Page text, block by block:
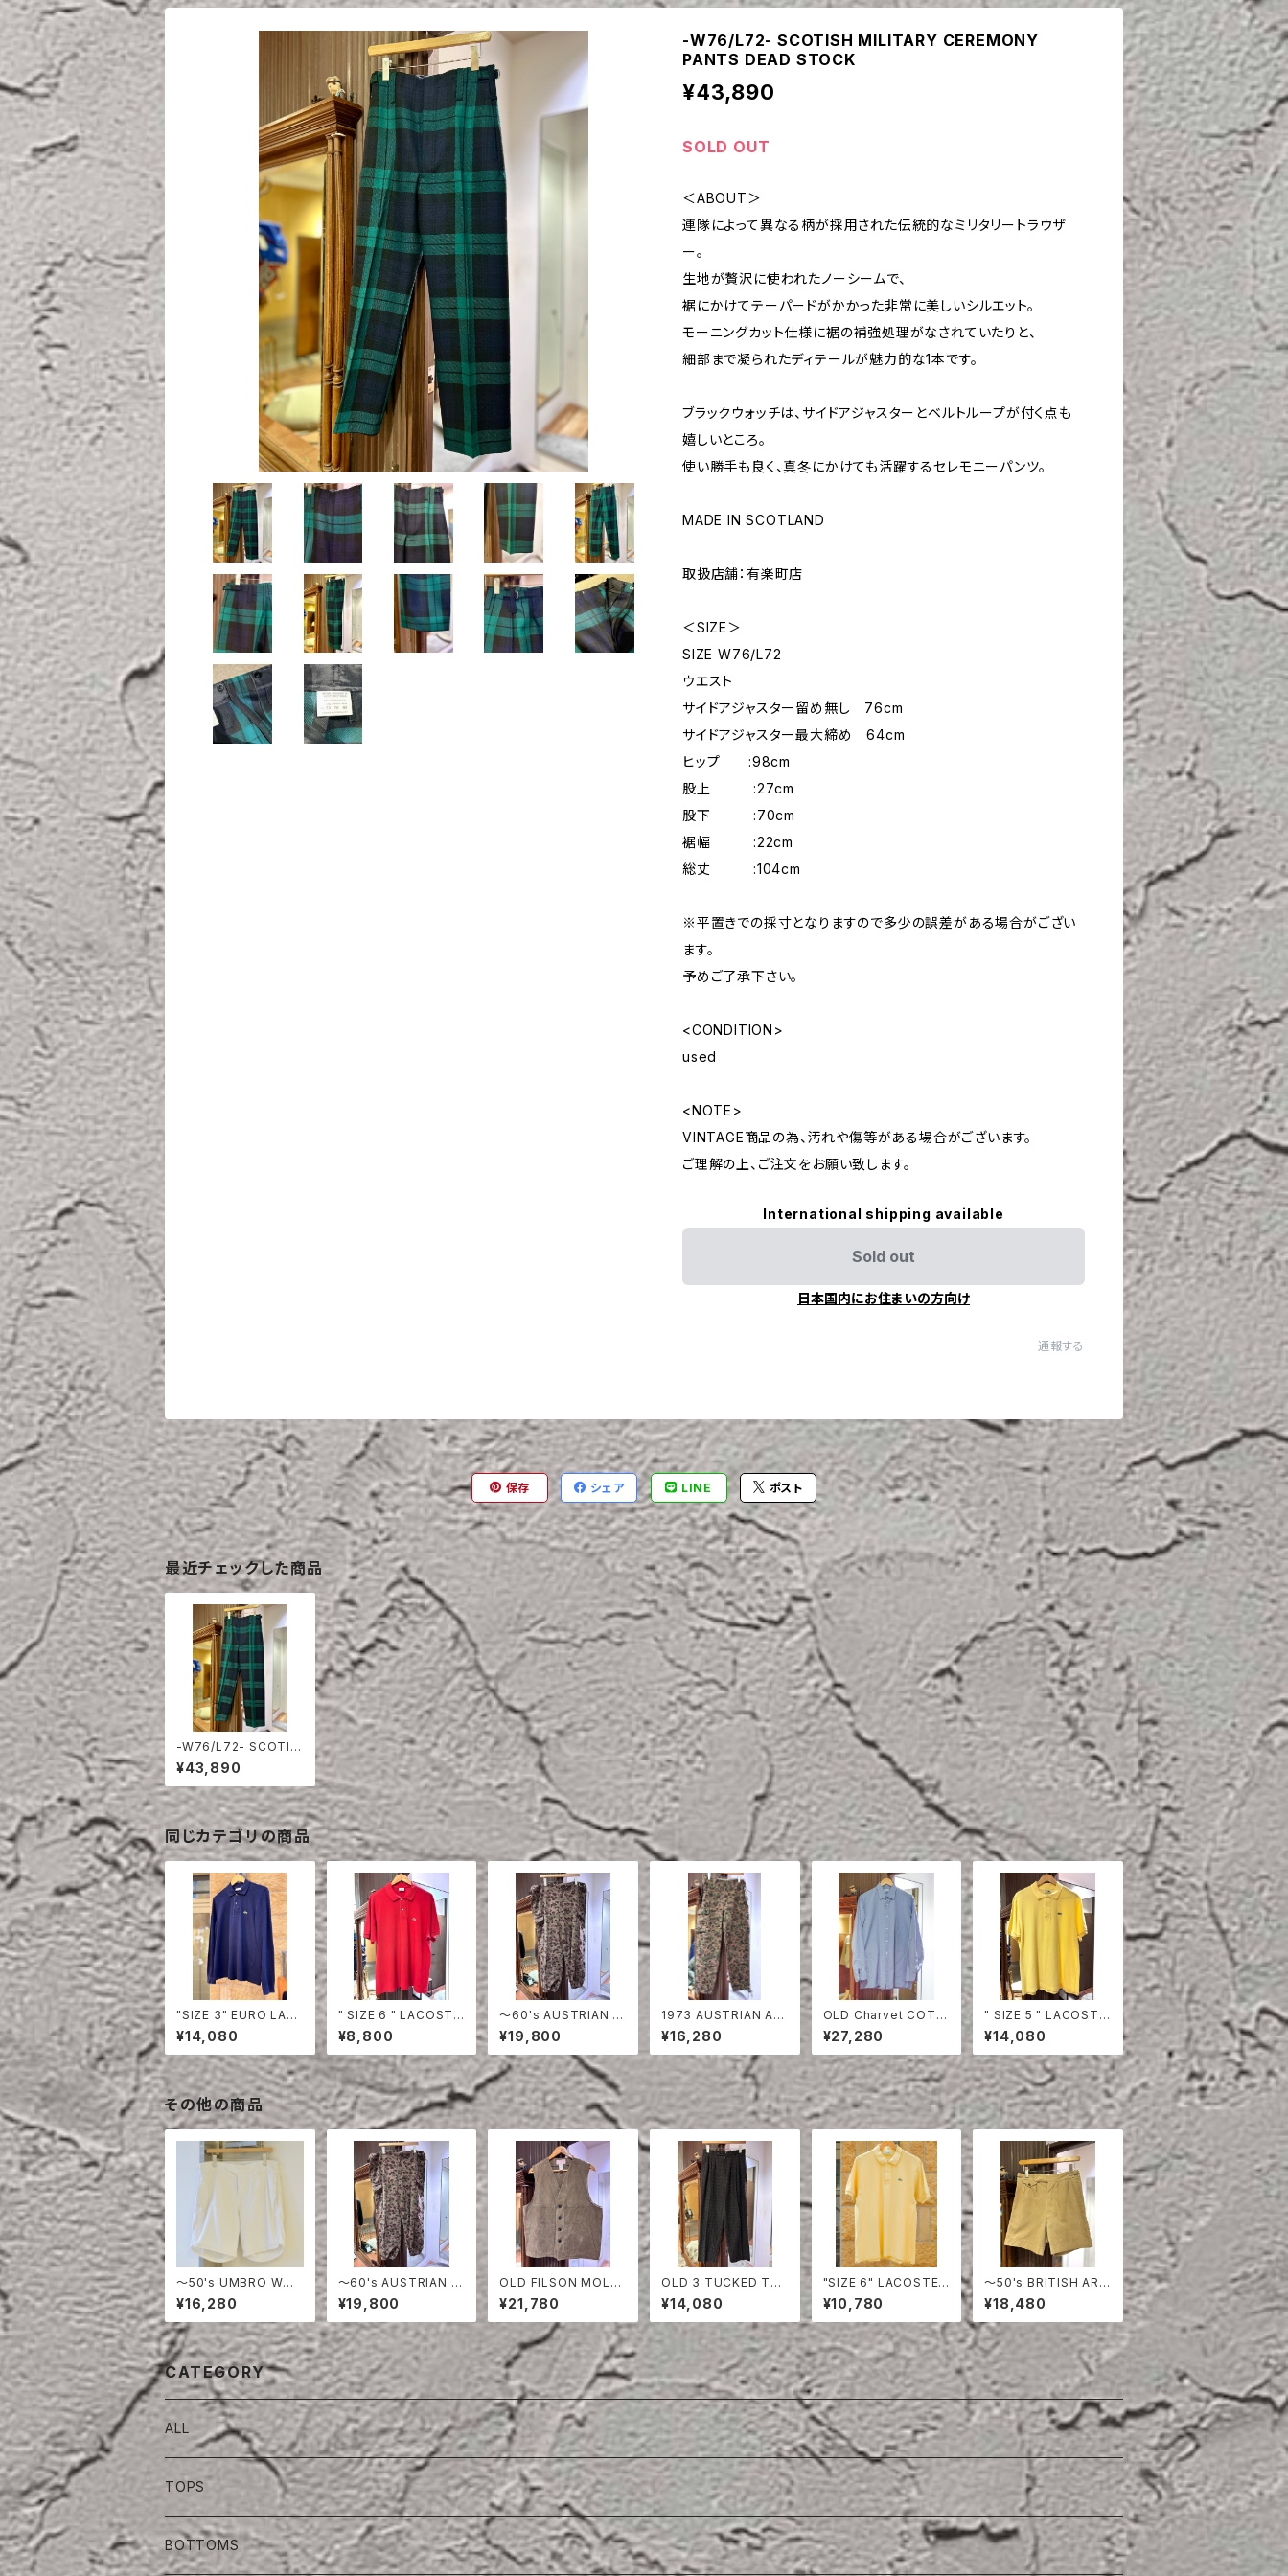
-W76/L72- SCOTISH MILITARY CEREMONY
PANTS DEAD STOCK
¥43,890
SOLD OUT
＜ABOUT＞
連隊によって異なる柄が採用された伝統的なミリタリートラウザ
ー。
生地が贅沢に使われたノーシームで、
裾にかけてテーパードがかかった非常に美しいシルエット。
モーニングカット仕様に裾の補強処理がなされていたりと、
細部まで凝られたディテールが魅力的な1本です。
ブラックウォッチは、サイドアジャスターとベルトループが付く点も
嬉しいところ。
使い勝手も良く、真冬にかけても活躍するセレモニーパンツ。
MADE IN SCOTLAND
取扱店舗：有楽町店
＜SIZE＞
SIZE W76/L72
ウエスト
サイドアジャスター留め無し 76cm
サイドアジャスター最大締め 64cm
ヒップ :98cm
股上 :27cm
股下 :70cm
裾幅 :22cm
総丈 :104cm
※平置きでの採寸となりますので多少の誤差がある場合がござい
ます。
予めご了承下さい。
<CONDITION>
used
<NOTE>
VINTAGE商品の為、汚れや傷等がある場合がございます。
ご理解の上、ご注文をお願い致します。
International shipping available
Sold out
日本国内にお住まいの方向け
通報する
保存 シェア LINE ポスト
最近チェックした商品
-W76/L72- SCOTIS
H MILITARY CEREM
ONY PANTS DEAD S
TOCK
¥43,890
同じカテゴリの商品
"SIZE 3" EURO LAC
OSTE POLO SHIRT
LONG SLEEVE
¥14,080
" SIZE 6 " LACOSTE
POLO SHIRT RED
¥8,800
〜60's AUSTRIAN A
RMY PEA DOT CAM
O FIERD PANTS
¥19,800
1973 AUSTRIAN AR
MY PEA DOT CAMO
FIERD PANTS
¥16,280
OLD Charvet COTT
ON SHIRT
¥27,280
" SIZE 5 " LACOSTE
POLO SHIRT YELLO
W
¥14,080
その他の商品
〜50's UMBRO WHI
TE COTTON SHOR
TS
¥16,280
〜60's AUSTRIAN A
RMY PEA DOT CAM
O FIERD PANTS
¥19,800
OLD FILSON MOLES
KIN VEST
¥21,780
OLD 3 TUCKED TR
OUSERS
¥14,080
"SIZE 6" LACOSTE
POLO SHIRT
¥10,780
〜50's BRITISH ARM
Y COTTON SHORT
S
¥18,480
CATEGORY
ALL
TOPS
BOTTOMS